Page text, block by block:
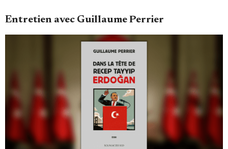
Entretien avec Guillaume Perrier